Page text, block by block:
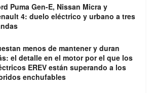
Puma Gen-E, Nissan Micra y
4: duelo eléctrico y urbano a tres
menos de mantener y duran
el detalle en el motor por el que los
EREV están superando a los
enchufables